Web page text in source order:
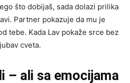
što dobijaš, sada dolazi prilika
Partner pokazuje da mu je
tebe. Kada Lav pokaže srce bez
cveta.
– ali sa emocijama